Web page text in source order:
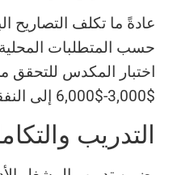
حسب المتطلبات
اختبار المكدس للتحقق من
التدريب